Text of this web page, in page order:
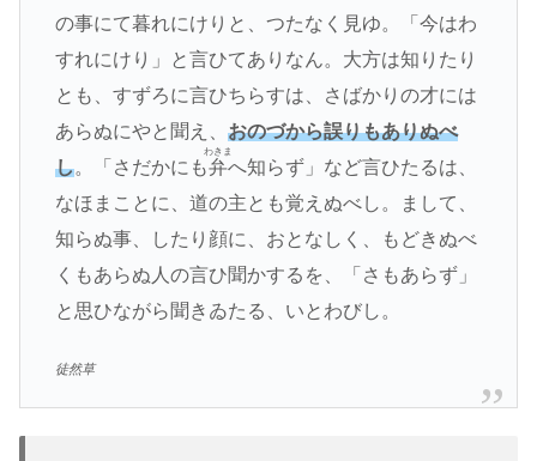
の事にて暮れにけりと、つたなく見ゆ。「今はわ
すれにけり」と言ひてありなん。大方は知りたり
とも、すずろに言ひちらすは、さばかりの才には
あらぬにやと聞え、 おのづから誤りもありぬべ
し。「さだかにも弁
わきま
へ知らず」など言ひたるは、
なほまことに、道の主とも覚えぬべし。まして、
知らぬ事、したり顔に、おとなしく、もどきぬべ
くもあらぬ人の言ひ聞かするを、「さもあらず」
と思ひながら聞きゐたる、いとわびし。
徒然草